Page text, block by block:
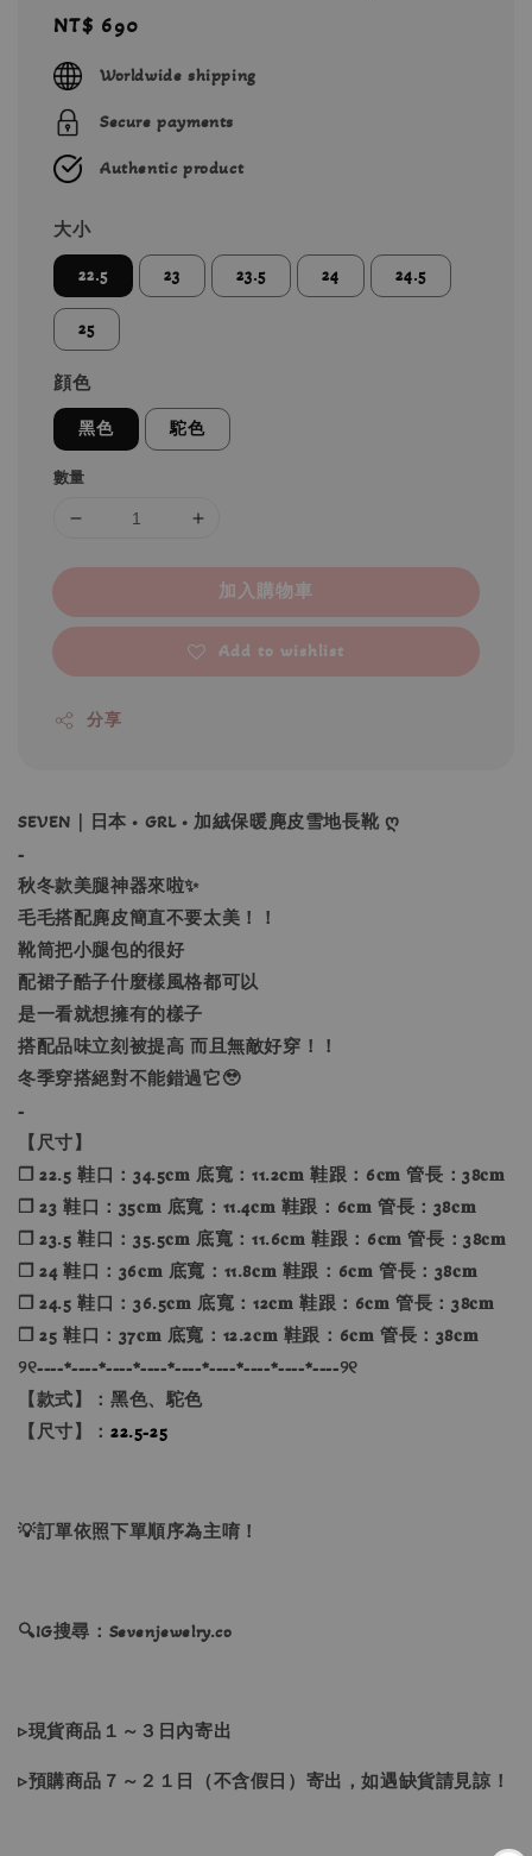
Regular
price
NT$ 690
Worldwide shipping
Secure payments
Authentic product
大小
22.5 23 23.5 24 24.5
25
顔色
黑色 駝色
數量
加入購物車
Add to wishlist
分享
SEVEN｜日本 • GRL • 加絨保暖麂皮雪地長靴 ღ
-
秋冬款美腿神器來啦✨
毛毛搭配麂皮簡直不要太美！！
靴筒把小腿包的很好
配裙子酷子什麼樣風格都可以
是一看就想擁有的樣子
搭配品味立刻被提高 而且無敵好穿！！
冬季穿搭絕對不能錯過它🥹
-
【尺寸】
❐ 22.5 鞋口：34.5𝐜𝐦 底寬：11.2𝐜𝐦 鞋跟：6𝐜𝐦 管長：38𝐜𝐦
❐ 23 鞋口：35𝐜𝐦 底寬：11.4𝐜𝐦 鞋跟：6𝐜𝐦 管長：38𝐜𝐦
❐ 23.5 鞋口：35.5𝐜𝐦 底寬：11.6𝐜𝐦 鞋跟：6𝐜𝐦 管長：38𝐜𝐦
❐ 24 鞋口：36𝐜𝐦 底寬：11.8𝐜𝐦 鞋跟：6𝐜𝐦 管長：38𝐜𝐦
❐ 24.5 鞋口：36.5𝐜𝐦 底寬：12𝐜𝐦 鞋跟：6𝐜𝐦 管長：38𝐜𝐦
❐ 25 鞋口：37𝐜𝐦 底寬：12.2𝐜𝐦 鞋跟：6𝐜𝐦 管長：38𝐜𝐦
୨୧----*----*----*----*----*----*----*----*----୨୧
【款式】：黑色、駝色
【尺寸】： 22.5-25
💡訂單依照下單順序為主唷！
🔍IG搜尋：Sevenjewelry.co
▹現貨商品１～３日內寄出
▹預購商品７～２１日（不含假日）寄出，如遇缺貨請見諒！